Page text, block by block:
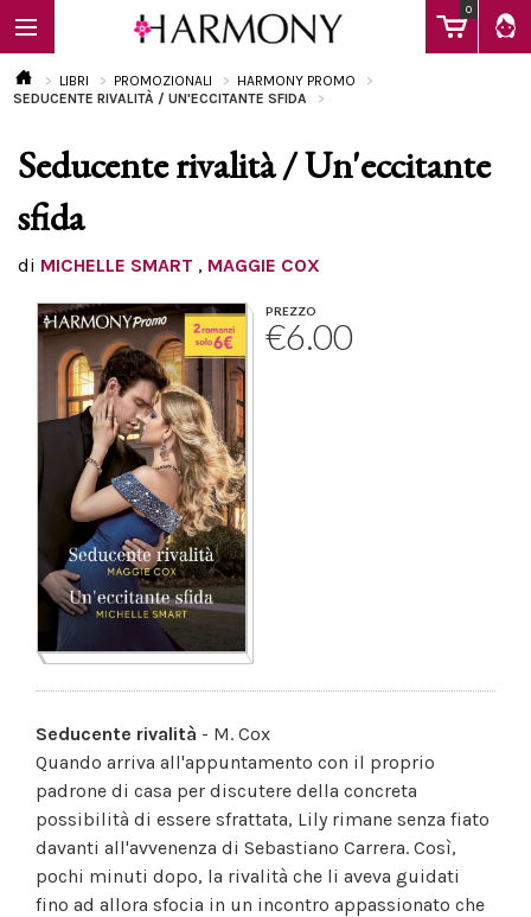
0
EBOOK
Calendario
LIBRI PROMOZIONALI
HARMONY PROMO
SEDUCENTE RIVALITÀ / UN'ECCITANTE SFIDA
Seducente rivalità / Un'eccitante
sfida
di MICHELLE SMART , MAGGIE COX
PREZZO
€6.00
Seducente rivalità - M. Cox
Quando arriva all'appuntamento con il proprio
padrone di casa per discutere della concreta
possibilità di essere sfrattata, Lily rimane senza fiato
davanti all'avvenenza di Sebastiano Carrera. Così,
pochi minuti dopo, la rivalità che li aveva guidati
fino ad allora sfocia in un incontro appassionato che